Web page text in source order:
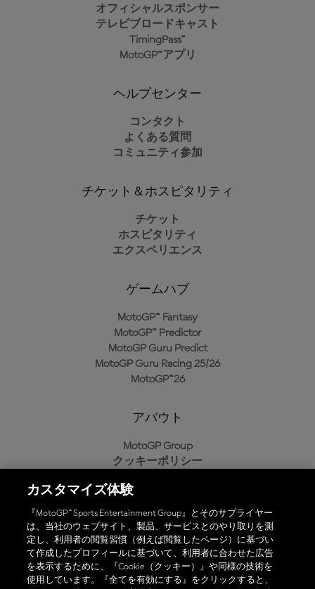
オフィシャルスポンサー
テレビブロードキャスト
TimingPass™
MotoGP™アプリ
ヘルプセンター
コンタクト
よくある質問
コミュニティ参加
チケット＆ホスピタリティ
チケット
ホスピタリティ
エクスペリエンス
ゲームハブ
MotoGP™ Fantasy
MotoGP™ Predictor
MotoGP Guru Predict
MotoGP Guru Racing 25/26
MotoGP™26
アバウト
MotoGP Group
クッキーポリシー
プライバシーポリシー
購入ポリシー
オフィシャルアプリ
カスタマイズ体験
『MotoGP™ Sports Entertainment Group』とそのサプライヤー
は、当社のウェブサイト、製品、サービスとのやり取りを測
定し、利用者の閲覧習慣（例えば閲覧したページ）に基づい
て作成したプロフィールに基づいて、利用者に合わせた広告
を表示するために、『Cookie（クッキー）』や同様の技術を
使用しています。『全てを有効にする』をクリックすると、